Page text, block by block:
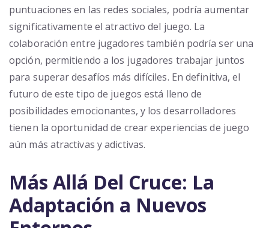
puntuaciones en las redes sociales, podría aumentar
significativamente el atractivo del juego. La
colaboración entre jugadores también podría ser una
opción, permitiendo a los jugadores trabajar juntos
para superar desafíos más difíciles. En definitiva, el
futuro de este tipo de juegos está lleno de
posibilidades emocionantes, y los desarrolladores
tienen la oportunidad de crear experiencias de juego
aún más atractivas y adictivas.
Más Allá Del Cruce: La
Adaptación a Nuevos